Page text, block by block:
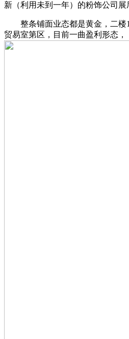
新（利用未到一年）的粉饰公司
整条铺面业态都是黄金，二楼
贸易室第区，目前一曲盈利形态，